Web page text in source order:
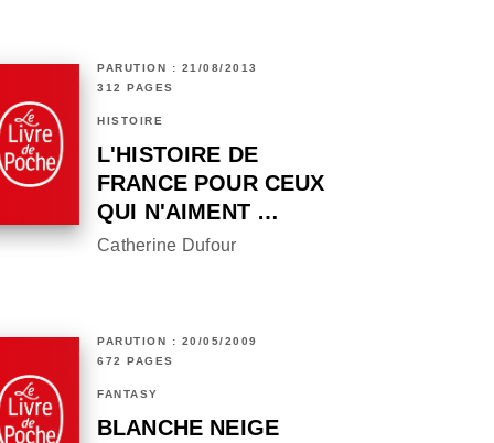
PARUTION : 21/08/2013
312 PAGES
HISTOIRE
L'HISTOIRE DE
FRANCE POUR CEUX
QUI N'AIMENT …
Catherine Dufour
PARUTION : 20/05/2009
672 PAGES
FANTASY
BLANCHE NEIGE